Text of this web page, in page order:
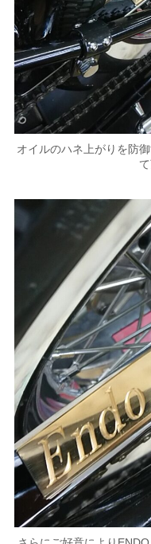
オイルのハネ上がりを防